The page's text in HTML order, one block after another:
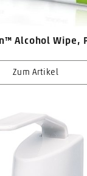
Alcohol Wipe,
Zum Artikel